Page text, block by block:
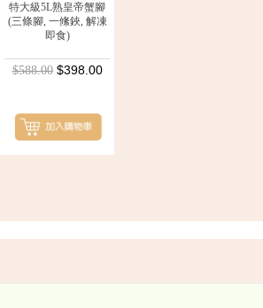
特大級5L熟皇帝蟹腳
(三條腳, 一絛鋏, 解凍
即食)
$588.00 $398.00